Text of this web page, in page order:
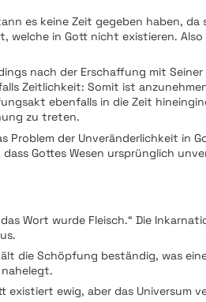
es keine Zeit gegeben haben, da
welche in Gott nicht existieren.
nach der Erschaffung mit
Zeitlichkeit: Somit ist
ebenfalls in die Zeit
zu treten.
Problem der Unveränderlichkeit in
Gottes Wesen ursprünglich
das Wort wurde Fleisch.“ Die
die Schöpfung beständig, was
existiert ewig, aber das Universum